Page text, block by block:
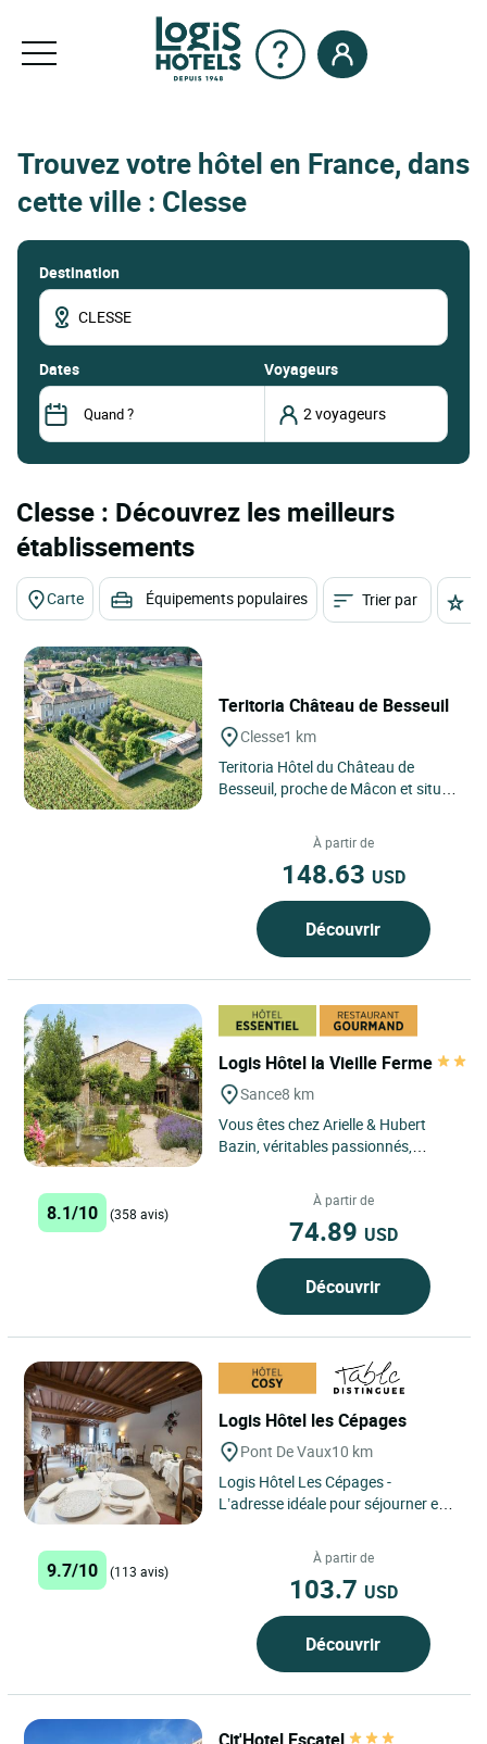
Trouvez votre hôtel en France, dans
cette ville : Clesse
Destination
dates Voyageurs
Clesse : Découvrez les meilleurs
établissements
Carte Équipements populaires Trier par
Teritoria Château de Besseuil
Clesse1 km
Teritoria Hôtel du Château de
Besseuil, proche de Mâcon et situé
caractère entourée...
À partir de
148.63 USD
Découvrir
Logis Hôtel la Vieille Ferme
Sance8 km
Vous êtes chez Arielle & Hubert
Bazin, véritables passionnés,
recevoir… Cet hôtel...
8.1/10 (358 avis)
À partir de
74.89 USD
Découvrir
Logis Hôtel les Cépages
Pont De Vaux10 km
Logis Hôtel Les Cépages -
L’adresse idéale pour séjourner en
Pont‑de‑Vaux, entre plaisance...
9.7/10 (113 avis)
À partir de
103.7 USD
Découvrir